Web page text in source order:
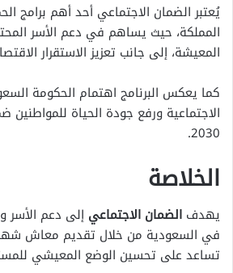
يُعتبر الضمان الاجتماعي أحد أهم برامج
المملكة، حيث يساهم في دعم الأسر
المعيشة، إلى جانب تعزيز الاستقرار
كما يعكس البرنامج اهتمام الحكومة
الاجتماعية ورفع جودة الحياة
2030.
الخلاصة
يهدف الضمان الاجتماعي إلى دعم الأسر
في السعودية من خلال تقديم معاش
تساعد على تحسين الوضع المعيشي